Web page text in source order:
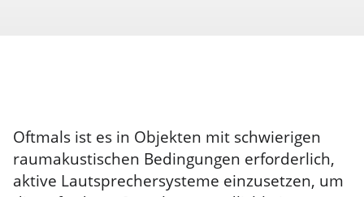
Oftmals ist es in Objekten mit schwierigen
raumakustischen Bedingungen erforderlich,
aktive Lautsprechersysteme einzusetzen, um